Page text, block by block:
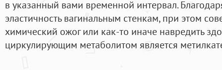
в указанный вами временной интервал.
эластичность вагинальным стенкам, при этом
химический ожог или как-то иначе навредить
циркулирующим метаболитом является